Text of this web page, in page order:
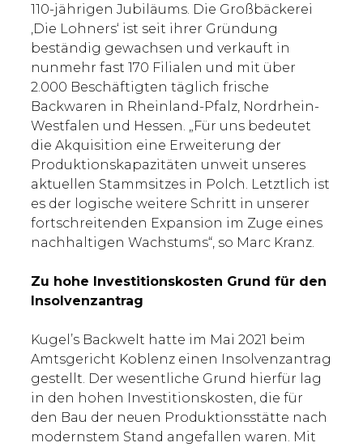
110-jährigen Jubiläums. Die Großbäckerei
‚Die Lohners‘ ist seit ihrer Gründung
beständig gewachsen und verkauft in
nunmehr fast 170 Filialen und mit über
2.000 Beschäftigten täglich frische
Backwaren in Rheinland-Pfalz, Nordrhein-
Westfalen und Hessen. „Für uns bedeutet
die Akquisition eine Erweiterung der
Produktionskapazitäten unweit unseres
aktuellen Stammsitzes in Polch. Letztlich ist
es der logische weitere Schritt in unserer
fortschreitenden Expansion im Zuge eines
nachhaltigen Wachstums“, so Marc Kranz.
Zu hohe Investitionskosten Grund für den
Insolvenzantrag
Kugel’s Backwelt hatte im Mai 2021 beim
Amtsgericht Koblenz einen Insolvenzantrag
gestellt. Der wesentliche Grund hierfür lag
in den hohen Investitionskosten, die für
den Bau der neuen Produktionsstätte nach
modernstem Stand angefallen waren. Mit